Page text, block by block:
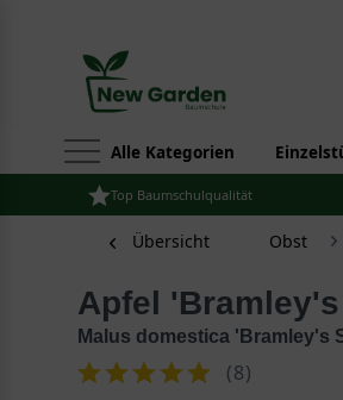
Alle Kategorien
Top Baumschulqualität
Übersicht Obst
Apfel
Malus domestica 'Bramley's
(8)